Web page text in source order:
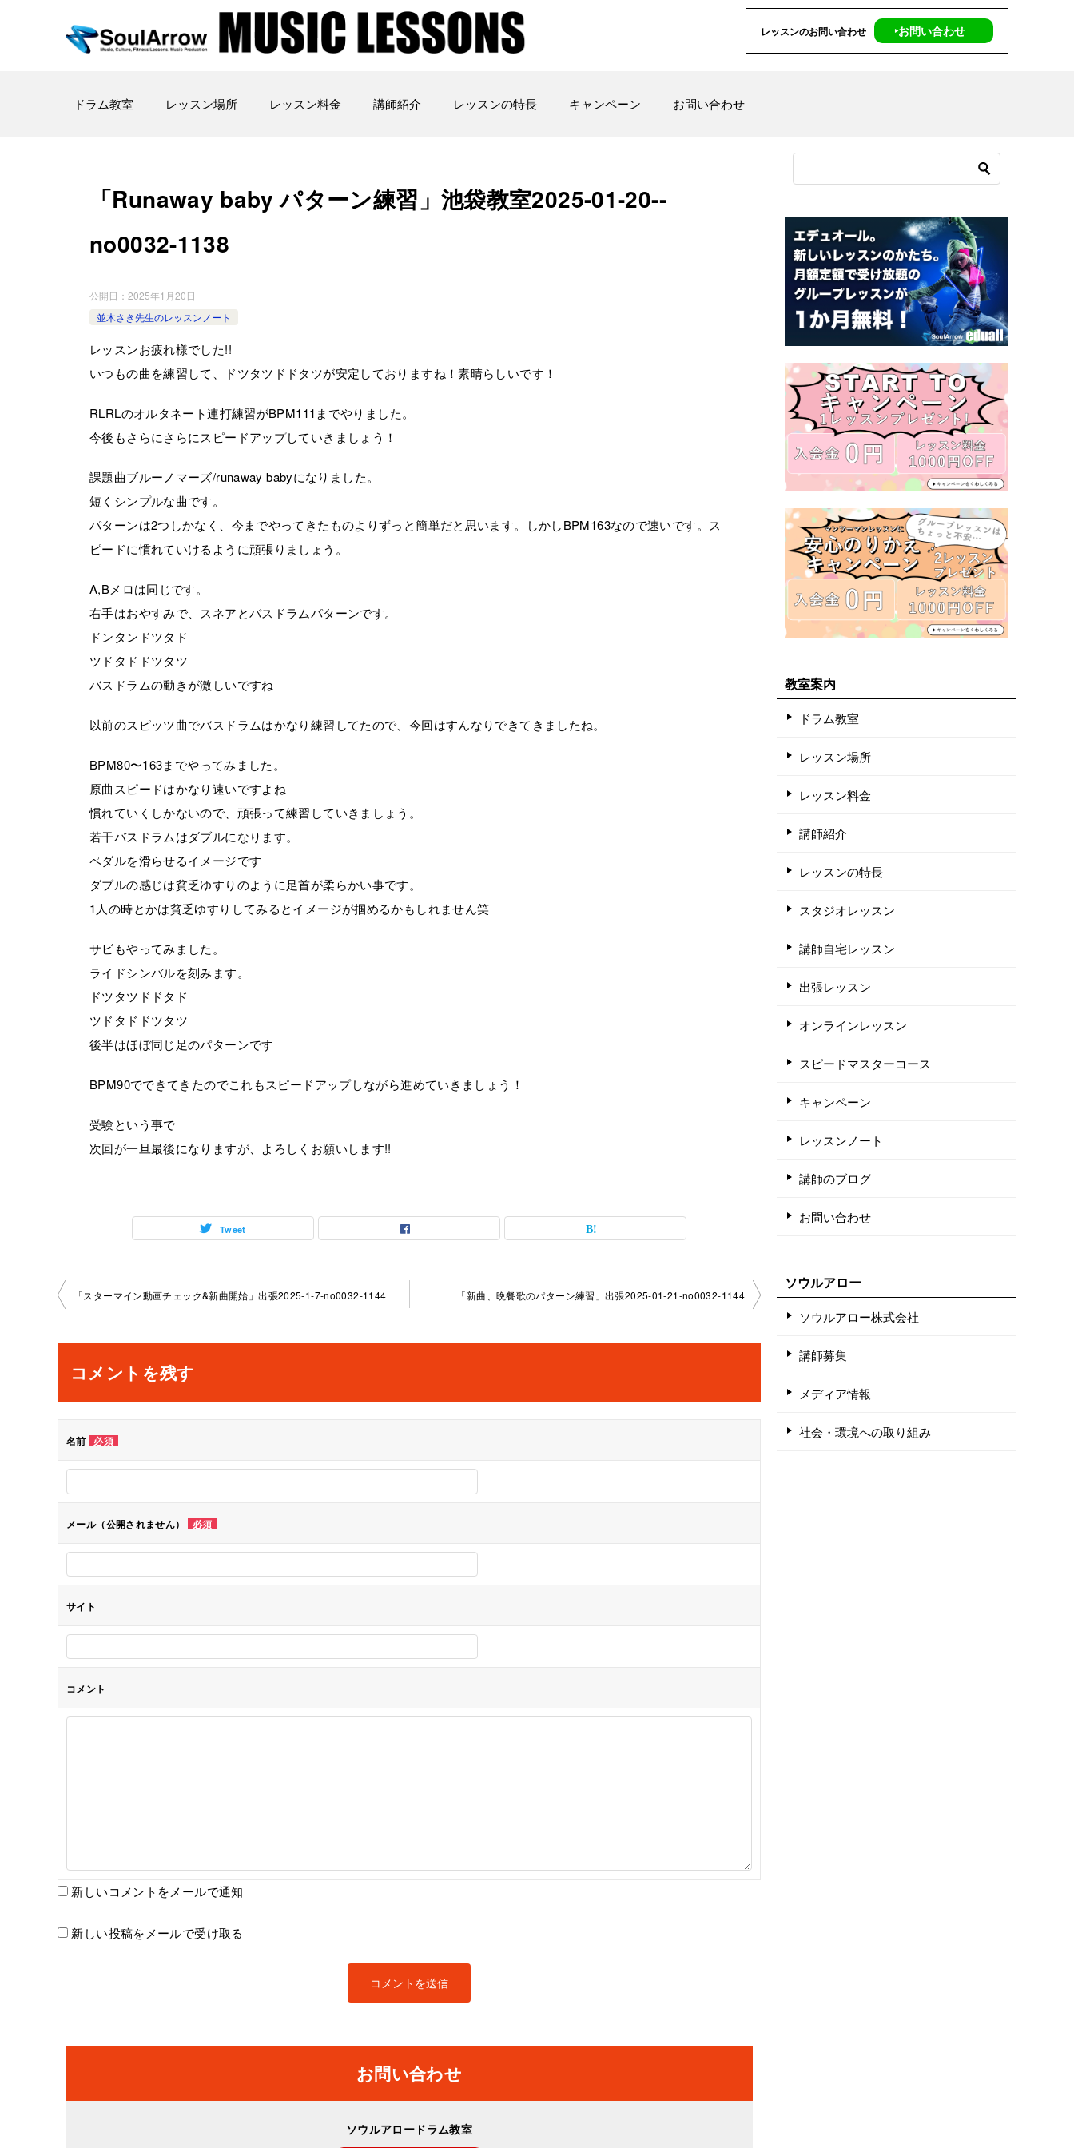
レッスンのお問い合わせ ‣お問い合わせ
ドラム教室 レッスン場所 レッスン料金 講師紹介 レッスンの特長 キャンペーン お問い合わせ
「Runaway baby パターン練習」池袋教室2025-01-20-­
no0032-­1138
公開日： 2025年1月20日
並木さき先生のレッスンノート
レッスンお疲れ様でした!!
いつもの曲を練習して、ドツタツドドタツが安定しておりますね！素晴らしいです！
RLRLのオルタネート連打練習がBPM111までやりました。
今後もさらにさらにスピードアップしていきましょう！
課題曲ブルーノマーズ/runaway babyになりました。
短くシンプルな曲です。
パターンは2つしかなく、今までやってきたものよりずっと簡単だと思います。しかしBPM163なので速いです。ス
ピードに慣れていけるように頑張りましょう。
A,Bメロは同じです。
右手はおやすみで、スネアとバスドラムパターンです。
ドンタンドツタド
ツドタドドツタツ
バスドラムの動きが激しいですね
以前のスピッツ曲でバスドラムはかなり練習してたので、今回はすんなりできてきましたね。
BPM80〜163までやってみました。
原曲スピードはかなり速いですよね
慣れていくしかないので、頑張って練習していきましょう。
若干バスドラムはダブルになります。
ペダルを滑らせるイメージです
ダブルの感じは貧乏ゆすりのように足首が柔らかい事です。
1人の時とかは貧乏ゆすりしてみるとイメージが掴めるかもしれません笑
サビもやってみました。
ライドシンバルを刻みます。
ドツタツドドタド
ツドタドドツタツ
後半はほぼ同じ足のパターンです
BPM90でできてきたのでこれもスピードアップしながら進めていきましょう！
受験という事で
次回が一旦最後になりますが、よろしくお願いします!!
Tweet
投
ナ
ビ
ゲ
ー
シ
ョ
「スターマイン動画チェック&新曲開始」出張2025-1-7-­no0032-­1144 「新曲、晩餐歌のパターン練習」出張2025-01-21-­no0032-­1144
コメントを残す
名前 必須
メール（公開されません） 必須
サイト
コメント
新しいコメントをメールで通知
新しい投稿をメールで受け取る
お問い合わせ
ソウルアロードラム教室
教室案内
ドラム教室
レッスン場所
レッスン料金
講師紹介
レッスンの特長
スタジオレッスン
講師自宅レッスン
出張レッスン
オンラインレッスン
スピードマスターコース
キャンペーン
レッスンノート
講師のブログ
お問い合わせ
ソウルアロー
ソウルアロー株式会社
講師募集
メディア情報
社会・環境への取り組み